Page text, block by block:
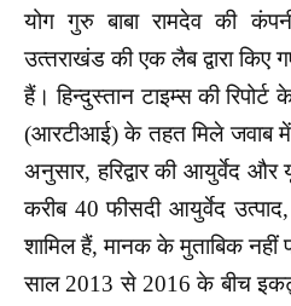
योग गुरु बाबा रामदेव की
उत्‍तराखंड की एक लैब द्वारा किए
हैं। हिन्‍दुस्‍तान टाइम्‍स की
(आरटीआई) के तहत मिले जवाब
अनुसार, हरिद्वार की आयुर्वेद और
करीब 40 फीसदी आयुर्वेद
शामिल हैं, मानक के मुताबिक नहीं
साल 2013 से 2016 के बीच